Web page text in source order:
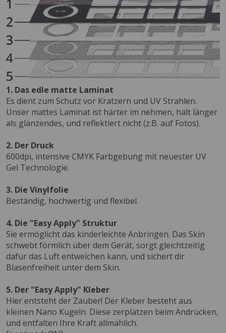
1. Das edle matte Laminat
Es dient zum Schutz vor Kratzern und UV Strahlen.
Unser mattes Laminat ist härter im nehmen, hält länger
als glänzendes, und reflektiert nicht (z.B. auf Fotos).
2. Der Druck
600dpi, intensive CMYK Farbgebung mit neuester UV
Gel Technologie.
3. Die Vinylfolie
Beständig, hochwertig und flexibel.
4. Die "Easy Apply" Struktur
Sie ermöglicht das kinderleichte Anbringen. Das Skin
schwebt förmlich über dem Gerät, sorgt gleichtzeitig
dafür das Luft entweichen kann, und sichert dir
Blasenfreiheit unter dem Skin.
5. Der "Easy Apply" Kleber
Hier entsteht der Zauber! Der Kleber besteht aus
kleinen Nano Kugeln. Diese zerplatzen beim Andrücken,
und entfalten Ihre Kraft allmählich.